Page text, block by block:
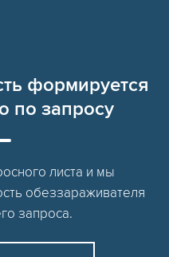
формируется
по запросу
листа и мы
обеззараживателя
запроса.